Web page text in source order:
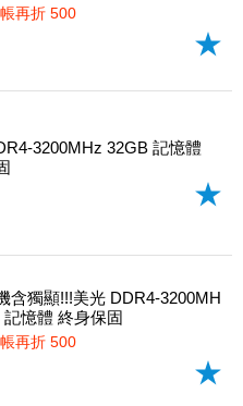
再折 500
3200MHz 32GB 記憶體
含獨顯!!!美光 DDR4-3200MH
憶體 終身保固
再折 500